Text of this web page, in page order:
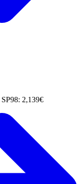
SP98: 2,139€